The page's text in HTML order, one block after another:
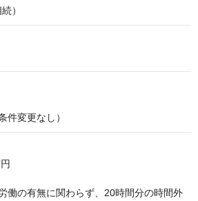
）
件変更なし）
働の有無に関わらず、20時間分の時間外